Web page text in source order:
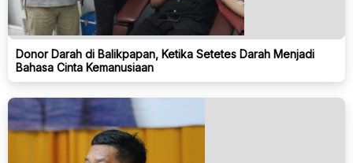
Donor Darah di Balikpapan, Ketika Setetes Darah Menjadi
Bahasa Cinta Kemanusiaan